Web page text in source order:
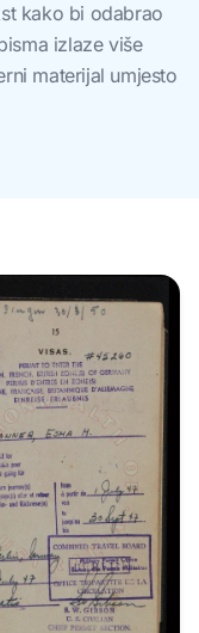
kako bi odabrao
izlaze više
materijal umjesto